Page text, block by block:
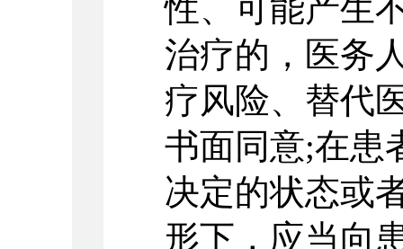
性、可能产生
治疗的，医务
疗风险、替代
书面同意;在患
决定的状态或
形下，应当向